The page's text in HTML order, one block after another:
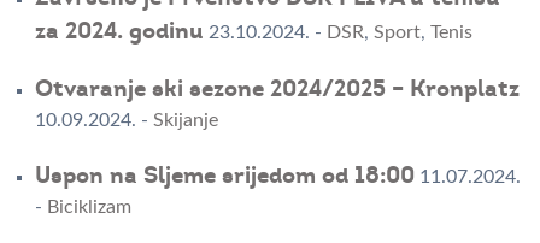
za 2024. godinu 23.10.2024. - DSR, Sport, Tenis
Otvaranje ski sezone 2024/2025 – Kronplatz
10.09.2024. - Skijanje
Uspon na Sljeme srijedom od 18:00 11.07.2024.
- Biciklizam